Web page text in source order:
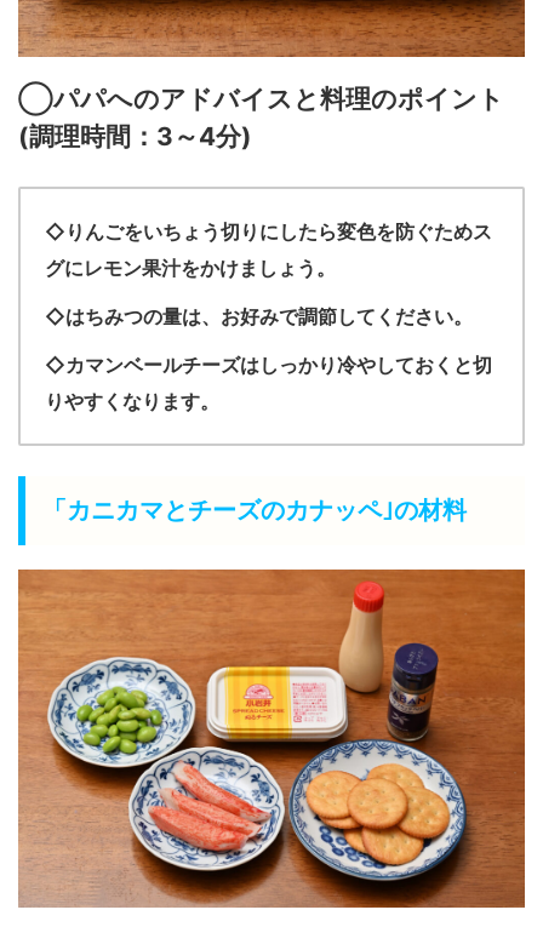
◯パパへのアドバイスと料理のポイント
(調理時間：3～4分)
◇りんごをいちょう切りにしたら変色を防ぐためス
グにレモン果汁をかけましょう。
◇はちみつの量は、お好みで調節してください。
◇カマンベールチーズはしっかり冷やしておくと切
りやすくなります。
「カニカマとチーズのカナッペ｣の材料